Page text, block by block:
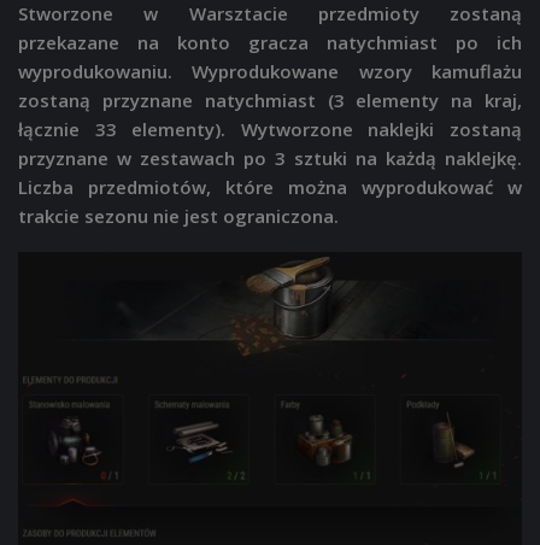
Stworzone w Warsztacie przedmioty zostaną
przekazane na konto gracza natychmiast po ich
wyprodukowaniu. Wyprodukowane wzory kamuflażu
zostaną przyznane natychmiast (3 elementy na kraj,
łącznie 33 elementy). Wytworzone naklejki zostaną
przyznane w zestawach po 3 sztuki na każdą naklejkę.
Liczba przedmiotów, które można wyprodukować w
trakcie sezonu nie jest ograniczona.